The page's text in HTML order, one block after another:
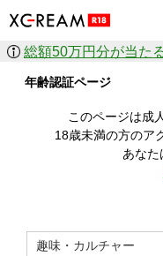
作品を探す
ジャンル
人気のセール中商品
すべての作品から探
価格の安い順
年齢認証ページ
このページは成
18歳未満の方のア
あなた
趣味・カルチャー